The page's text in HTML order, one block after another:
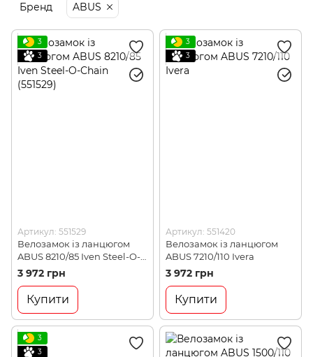
Косметика для райдерів
Бренд ABUS
3
3
Артикул: 551529
Велозамок із ланцюгом
ABUS 8210/85 Iven Steel-O-
Chain (551529)
3 972 грн
Купити
3
3
Артикул: 551420
Велозамок із ланцюгом
ABUS 7210/110 Ivera
3 972 грн
Купити
3
3